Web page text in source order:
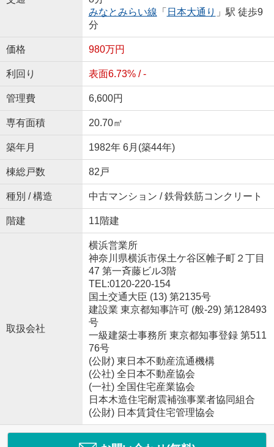
みなとみらい線 「 日本大通り 」駅 徒歩9
分
価格 980万円
利回り 表面6.73% / -
管理費 6,600円
専有面積 20.70㎡
築年月 1982年 6月(築44年)
棟総戸数 82戸
種別 / 構造 中古マンション / 鉄骨鉄筋コンクリート
階建 11階建
取扱会社
横浜営業所
神奈川県横浜市保土ケ谷区帷子町２丁目
47 第一斉藤ビル3階
TEL:0120-220-154
国土交通大臣 (13) 第2135号
建設業 東京都知事許可 (般-29) 第128493
号
一級建築士事務所 東京都知事登録 第511
76号
(公財) 東日本不動産流通機構
(公社) 全日本不動産協会
(一社) 全国住宅産業協会
日本木造住宅耐震補強事業者協同組合
(公財) 日本賃貸住宅管理協会